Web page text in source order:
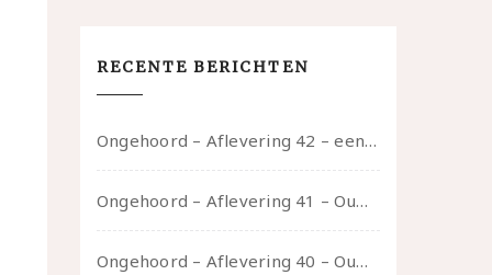
RECENTE BERICHTEN
Ongehoord – Aflevering 42 – een gesprek met marijn over seksueel opbloeien, het ouderschap uitvinden en verschillende leeftijden in je mee dragen
Ongehoord – Aflevering 41 – Ouwelui, een gesprek met Marcelle over polyamorie op latere leeftijd, (mantel)zorg voor je partners en seksueel plezier.
Ongehoord – Aflevering 40 – Ouwelui, een gesprek met Sadie Lune over vormende relaties en de geschiedenis van de queer pornobeweging